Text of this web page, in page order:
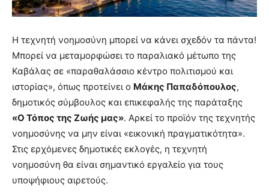
Η τεχνητή νοημοσύνη μπορεί να κάνει σχεδόν τα πάντα!
Μπορεί να μεταμορφώσει το παραλιακό μέτωπο της
Καβάλας σε «παραθαλάσσιο κέντρο πολιτισμού και
ιστορίας», όπως προτείνει ο Μάκης Παπαδόπουλος,
δημοτικός σύμβουλος και επικεφαλής της παράταξης
«Ο Τόπος της Ζωής μας». Αρκεί το προϊόν της τεχνητής
νοημοσύνης να μην είναι «εικονική πραγματικότητα».
Στις ερχόμενες δημοτικές εκλογές, η τεχνητή
νοημοσύνη θα είναι σημαντικό εργαλείο για τους
υποψήφιους αιρετούς.